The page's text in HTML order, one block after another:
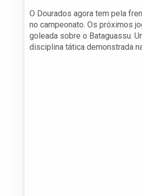
O Dourados agora tem pela
no campeonato. Os próximos
goleada sobre o Bataguassu.
disciplina tática demonstrada